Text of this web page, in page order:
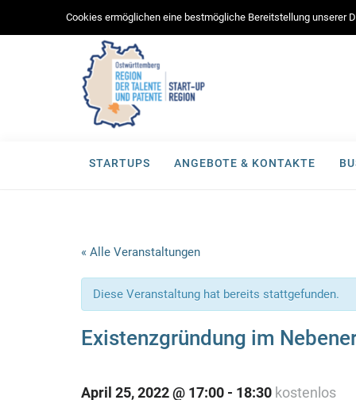
STARTUPS ANGEBOTE & KONTAKTE
« Alle Veranstaltungen
Diese Veranstaltung hat bereits stattgefunden.
Existenzgründung im
April 25, 2022 @ 17:00 - 18:30 kostenlos
Cookies ermöglichen eine bestmögliche Bereitstellung unserer